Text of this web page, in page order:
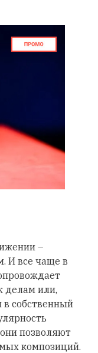
–
И все чаще в
делам или,
в собственный
позволяют
композиций.